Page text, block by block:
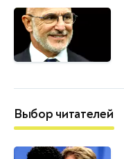
Выбор читателей